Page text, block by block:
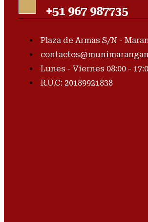
+51 967 987735
Plaza de Armas S/N -
Lunes - Viernes 08:00 -
R.U.C: 20189921838